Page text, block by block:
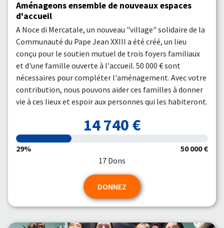
Aménageons ensemble de nouveaux espaces
d'accueil
A Noce di Mercatale, un nouveau "village" solidaire de la
Communauté du Pape Jean XXIII a été créé, un lieu
conçu pour le soutien mutuel de trois foyers familiaux
et d'une famille ouverte à l'accueil. 50 000 € sont
nécessaires pour compléter l'aménagement. Avec votre
contribution, nous pouvons aider ces familles à donner
vie à ces lieux et espoir aux personnes qui les habiteront.
14 740 €
29%
50 000 €
17 Dons
DONNEZ